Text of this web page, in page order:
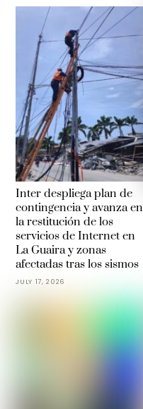
Inter despliega plan de
contingencia y avanza en
la restitución de los
servicios de Internet en
La Guaira y zonas
afectadas tras los sismos
JULY 17, 2026